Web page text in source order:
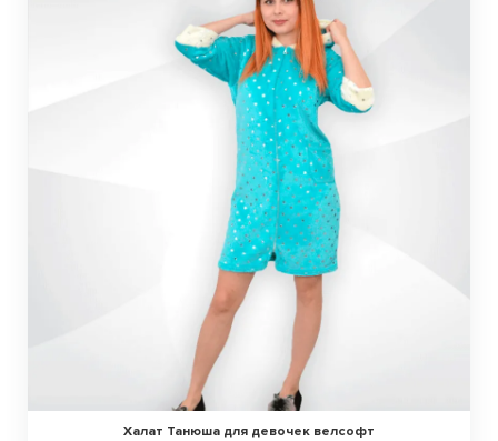
Халат Танюша для девочек велсофт